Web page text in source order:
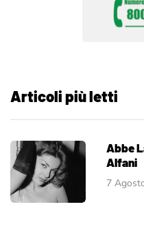
Articoli più letti
Abbe
Alfani
7